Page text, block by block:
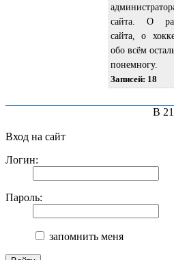
сайта. О
сайта, о
обо всём
понемногу.
Записей: 18
В
Вход на сайт
Логин:
Пароль:
запомнить меня